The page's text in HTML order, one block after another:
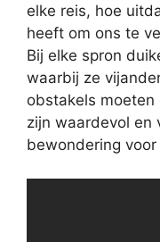
elke reis, hoe
heeft om ons te
Bij elke spron
waarbij ze
obstakels moeten
zijn waardevol en
bewondering